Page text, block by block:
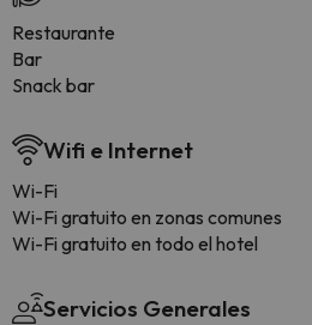
Restaurante
Bar
Snack bar
Wifi e Internet
Wi-Fi
Wi-Fi gratuito en zonas comunes
Wi-Fi gratuito en todo el hotel
Servicios Generales